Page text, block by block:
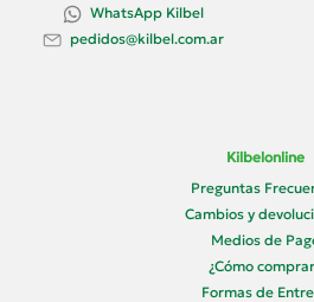
WhatsApp Kilbel
pedidos@kilbel.com.ar
Kilbelonline
Preguntas
Cambios y
Medios de
¿Cómo
Formas de